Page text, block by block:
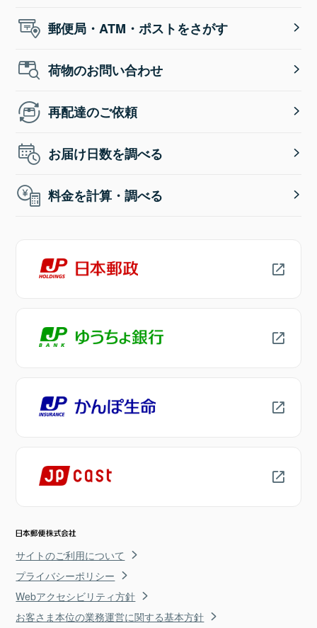
郵便局・ATM・ポストをさがす
荷物のお問い合わせ
再配達のご依頼
お届け日数を調べる
料金を計算・調べる
サイトのご利用について
プライバシーポリシー
Webアクセシビリティ方針
お客さま本位の業務運営に関する基本方針